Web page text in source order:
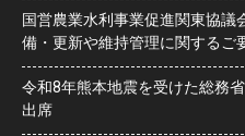
国営農業水利事業促進関東協
備・更新や維持管理に関するご
令和8年熊本地震を受けた総務
出席